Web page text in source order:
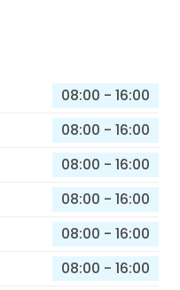
08:00 - 16:00
08:00 - 16:00
08:00 - 16:00
08:00 - 16:00
08:00 - 16:00
08:00 - 16:00